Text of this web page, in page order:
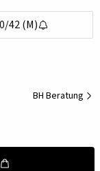
42 (M)
BH Beratung